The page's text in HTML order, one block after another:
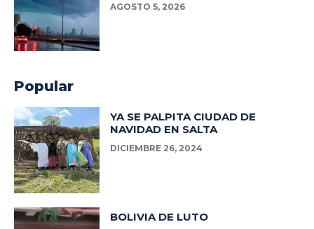
AGOSTO 5, 2026
Popular
YA SE PALPITA CIUDAD DE
NAVIDAD EN SALTA
DICIEMBRE 26, 2024
BOLIVIA DE LUTO